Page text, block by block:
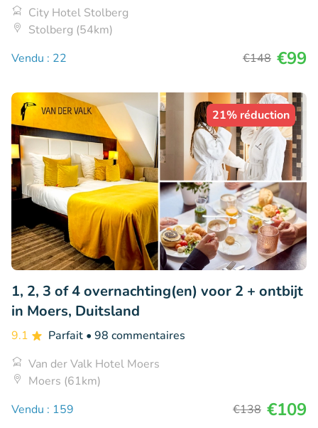
City Hotel Stolberg
Stolberg (54km)
Vendu : 22
€148 €99
21% réduction
1, 2, 3 of 4 overnachting(en) voor 2 + ontbijt
in Moers, Duitsland
9.1 Parfait • 98 commentaires
Van der Valk Hotel Moers
Moers (61km)
Vendu : 159
€138 €109